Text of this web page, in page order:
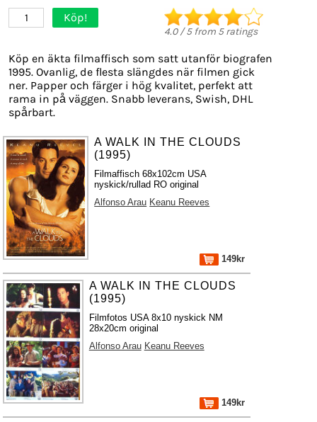
1 Köp!
4.0/5from 5ratings
Köp en äkta filmaffisch som satt utanför biografen
1995. Ovanlig, de flesta slängdes när filmen gick
ner. Papper och färger i hög kvalitet, perfekt att
rama in på väggen. Snabb leverans, Swish, DHL
spårbart.
A WALK IN THE CLOUDS
(1995)
Filmaffisch 68x102cm USA
nyskick/rullad RO original
Alfonso Arau Keanu Reeves
149kr
A WALK IN THE CLOUDS
(1995)
Filmfotos USA 8x10 nyskick NM
28x20cm original
Alfonso Arau Keanu Reeves
149kr